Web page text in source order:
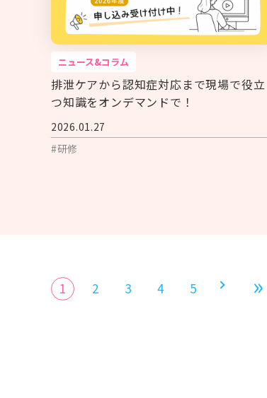
ニュース&コラム
排泄ケアから認知症対応まで現場で役立
つ知識をオンデマンドで！
2026.01.27
#研修
1 2 3 4 5